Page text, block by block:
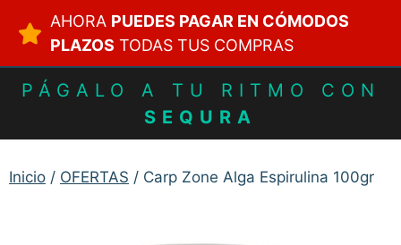
AHORA PUEDES PAGAR EN CÓMODOS
PLAZOS TODAS TUS COMPRAS
PÁGALO A TU RITMO CON
SEQURA
Inicio / OFERTAS / Carp Zone Alga Espirulina 100gr